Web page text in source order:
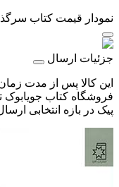
نمودار قیمت کتاب
جزئیات ارسال
این کالا پس از مدت
فروشگاه کتاب
پیک در بازه انتخابی